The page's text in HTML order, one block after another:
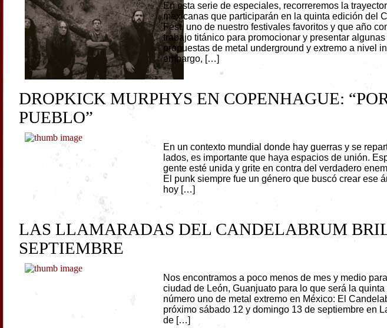
En esta serie de especiales, recorreremos la
mexicanas que participarán en la quinta edición del
Fest, uno de nuestro festivales favoritos y que año
trabajo titánico para promocionar y presentar
propuestas de metal underground y extremo a nivel
embargo, […]
DROPKICK MURPHYS EN COPENHAGUE:
PUEBLO”
En un contexto mundial donde hay guerras y se
lados, es importante que haya espacios de unión.
gente esté unida y grite en contra del verdadero
El punk siempre fue un género que buscó crear ese
hoy […]
LAS LLAMARADAS DEL CANDELABRUM
SEPTIEMBRE
Nos encontramos a poco menos de mes y medio
ciudad de León, Guanjuato para lo que será la quinta
número uno de metal extremo en México: El
próximo sábado 12 y domingo 13 de septiembre en
de […]